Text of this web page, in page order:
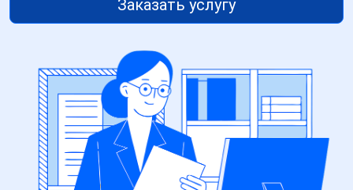
Заказать услугу